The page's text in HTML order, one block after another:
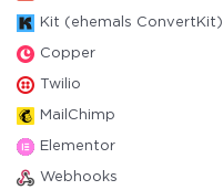
Kit (ehemals ConvertKit)
Copper
Twilio
MailChimp
Elementor
Webhooks